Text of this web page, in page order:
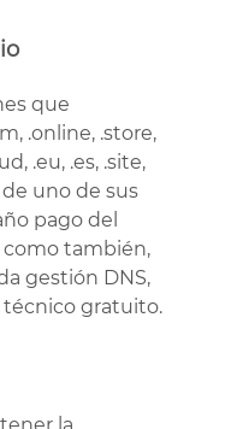
que
.online, .store,
.eu, .es, .site,
de uno de sus
pago del
como también,
gestión DNS,
técnico gratuito.